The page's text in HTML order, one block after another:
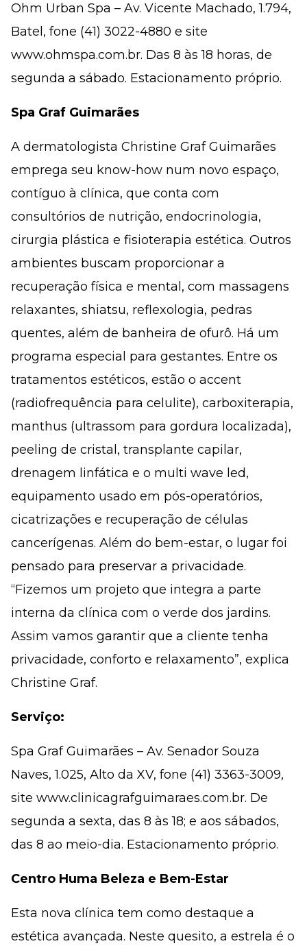
Ohm Urban Spa – Av. Vicente Machado, 1.794,
Batel, fone (41) 3022-4880 e site
www.ohmspa.com.br. Das 8 às 18 horas, de
segunda a sábado. Estacionamento próprio.
Spa Graf Guimarães
A dermatologista Christine Graf Guimarães
emprega seu know-how num novo espaço,
contíguo à clínica, que conta com
consultórios de nutrição, endocrinologia,
cirurgia plástica e fisioterapia estética. Outros
ambientes buscam proporcionar a
recuperação física e mental, com massagens
relaxantes, shiatsu, reflexologia, pedras
quentes, além de banheira de ofurô. Há um
programa especial para gestantes. Entre os
tratamentos estéticos, estão o accent
(radiofrequência para celulite), carboxiterapia,
manthus (ultrassom para gordura localizada),
peeling de cristal, transplante capilar,
drenagem linfática e o multi wave led,
equipamento usado em pós-operatórios,
cicatrizações e recuperação de células
cancerígenas. Além do bem-estar, o lugar foi
pensado para preservar a privacidade.
“Fizemos um projeto que integra a parte
interna da clínica com o verde dos jardins.
Assim vamos garantir que a cliente tenha
privacidade, conforto e relaxamento”, explica
Christine Graf.
Serviço:
Spa Graf Guimarães – Av. Senador Souza
Naves, 1.025, Alto da XV, fone (41) 3363-3009,
site www.clinicagrafguimaraes.com.br. De
segunda a sexta, das 8 às 18; e aos sábados,
das 8 ao meio-dia. Estacionamento próprio.
Centro Huma Beleza e Bem-Estar
Esta nova clínica tem como destaque a
estética avançada. Neste quesito, a estrela é o